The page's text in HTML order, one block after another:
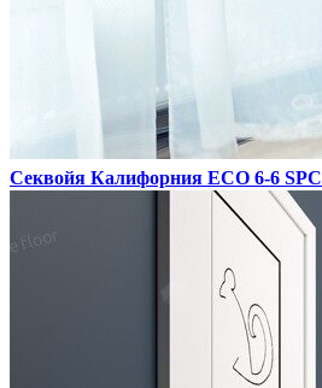
Секвойя Калифорния ЕСО 6-6 SPC